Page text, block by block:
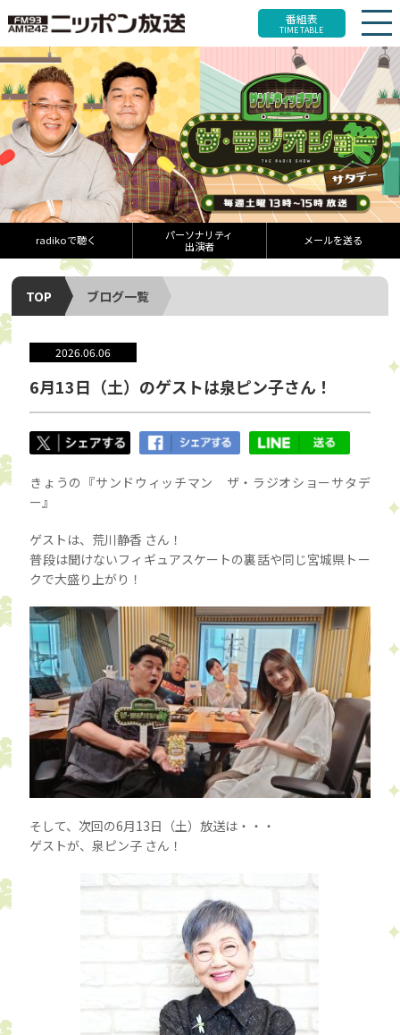
番組表
TIME TABLE
radikoで聴く
パーソナリティ
出演者
メールを送る
TOP ブログ一覧
2026.06.06
6月13日（土）のゲストは泉ピン子さん！
きょうの『サンドウィッチマン ザ・ラジオショーサタデ
ー』
ゲストは、荒川静香 さん！
普段は聞けないフィギュアスケートの裏話や同じ宮城県トー
クで大盛り上がり！
そして、次回の6月13日（土）放送は・・・
ゲストが、泉ピン子 さん！